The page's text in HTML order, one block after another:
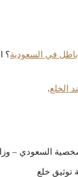
في السعودية؟
الخلع.
السعودي –
توثيق خلع